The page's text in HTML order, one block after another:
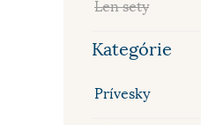
Len sety
Kategórie
Prívesky